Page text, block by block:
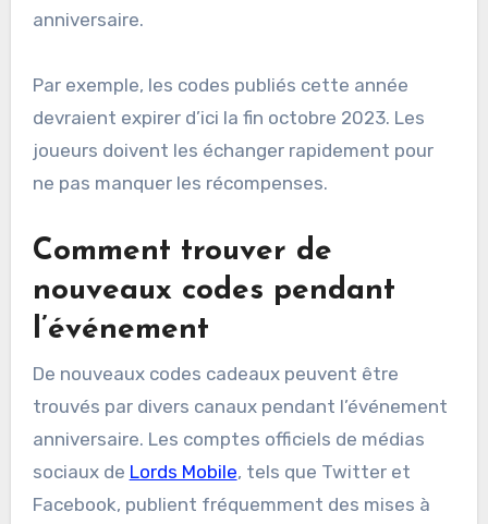
anniversaire.
Par exemple, les codes publiés cette année
devraient expirer d’ici la fin octobre 2023. Les
joueurs doivent les échanger rapidement pour
ne pas manquer les récompenses.
Comment trouver de
nouveaux codes pendant
l’événement
De nouveaux codes cadeaux peuvent être
trouvés par divers canaux pendant l’événement
anniversaire. Les comptes officiels de médias
sociaux de Lords Mobile, tels que Twitter et
Facebook, publient fréquemment des mises à